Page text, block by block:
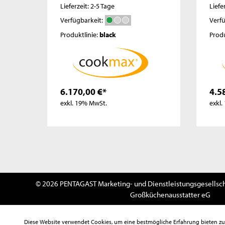
Lieferzeit: 2-5 Tage
Verfügbarkeit:
Produktlinie:black
6.170,00 €*
exkl. 19% MwSt. exkl.
© 2026 PENTAGAST Marketing- und
Großküchenausstatter eG
Diese Website verwendet Cookies, um eine bestmögliche Erfahrung bieten